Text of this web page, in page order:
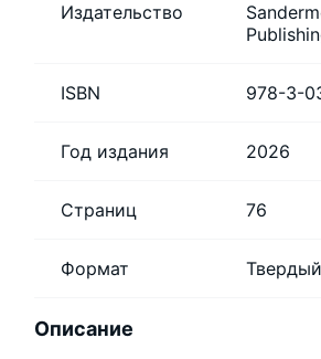
Издательство
ISBN 978-3-
Год издания 2026
Страниц 76
Формат
Описание